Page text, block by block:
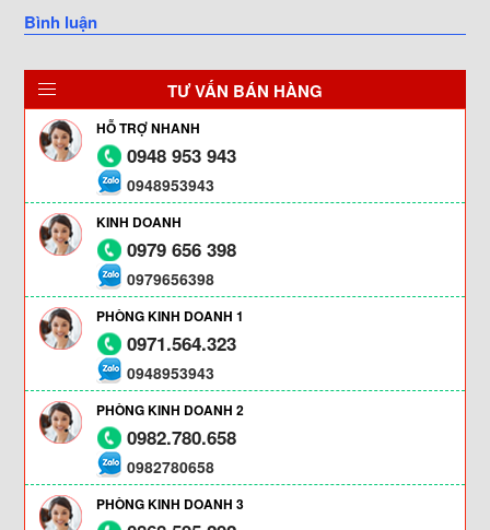
Bình luận
TƯ VẤN BÁN HÀNG
HỖ TRỢ NHANH
0948 953 943
0948953943
KINH DOANH
0979 656 398
0979656398
PHÒNG KINH DOANH 1
0971.564.323
0948953943
PHÒNG KINH DOANH 2
0982.780.658
0982780658
PHÒNG KINH DOANH 3